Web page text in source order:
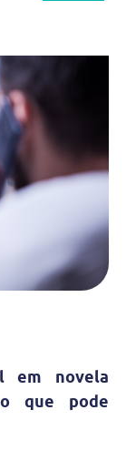
em novela
que pode